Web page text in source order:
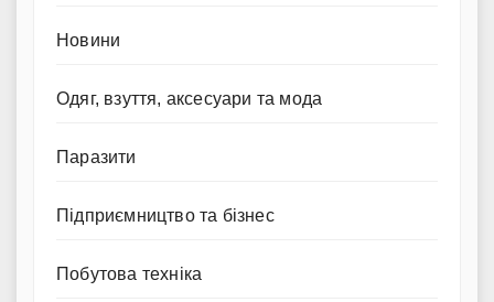
Новини
Одяг, взуття, аксесуари та мода
Паразити
Підприємництво та бізнес
Побутова техніка